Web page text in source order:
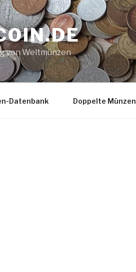
von Weltmünzen
Datenbank Doppelte Münzen